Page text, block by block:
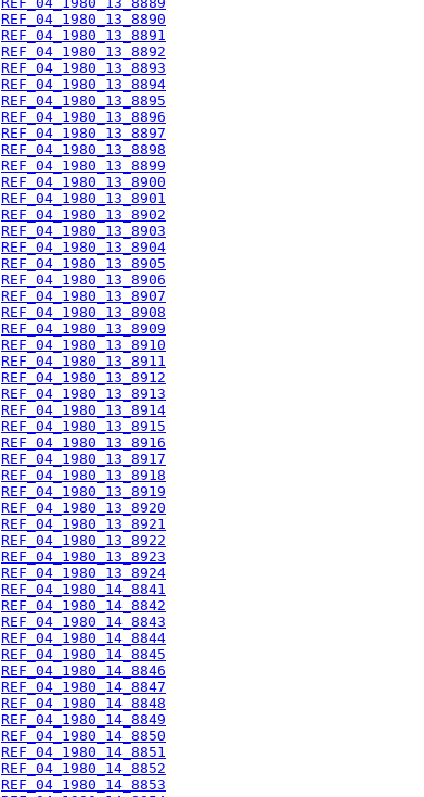
REF_04_1980_13_8890
REF_04_1980_13_8891
REF_04_1980_13_8892
REF_04_1980_13_8893
REF_04_1980_13_8894
REF_04_1980_13_8895
REF_04_1980_13_8896
REF_04_1980_13_8897
REF_04_1980_13_8898
REF_04_1980_13_8899
REF_04_1980_13_8900
REF_04_1980_13_8901
REF_04_1980_13_8902
REF_04_1980_13_8903
REF_04_1980_13_8904
REF_04_1980_13_8905
REF_04_1980_13_8906
REF_04_1980_13_8907
REF_04_1980_13_8908
REF_04_1980_13_8909
REF_04_1980_13_8910
REF_04_1980_13_8911
REF_04_1980_13_8912
REF_04_1980_13_8913
REF_04_1980_13_8914
REF_04_1980_13_8915
REF_04_1980_13_8916
REF_04_1980_13_8917
REF_04_1980_13_8918
REF_04_1980_13_8919
REF_04_1980_13_8920
REF_04_1980_13_8921
REF_04_1980_13_8922
REF_04_1980_13_8923
REF_04_1980_13_8924
REF_04_1980_14_8841
REF_04_1980_14_8842
REF_04_1980_14_8843
REF_04_1980_14_8844
REF_04_1980_14_8845
REF_04_1980_14_8846
REF_04_1980_14_8847
REF_04_1980_14_8848
REF_04_1980_14_8849
REF_04_1980_14_8850
REF_04_1980_14_8851
REF_04_1980_14_8852
REF_04_1980_14_8853